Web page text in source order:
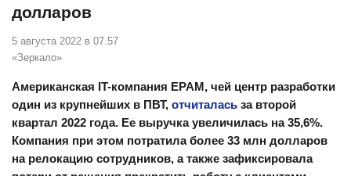
долларов
5 августа 2022 в 07.57
«Зеркало»
Американская IT-компания EPAM, чей центр разработки
один из крупнейших в ПВТ, отчиталась за второй
квартал 2022 года. Ее выручка увеличилась на 35,6%.
Компания при этом потратила более 33 млн долларов
на релокацию сотрудников, а также зафиксировала